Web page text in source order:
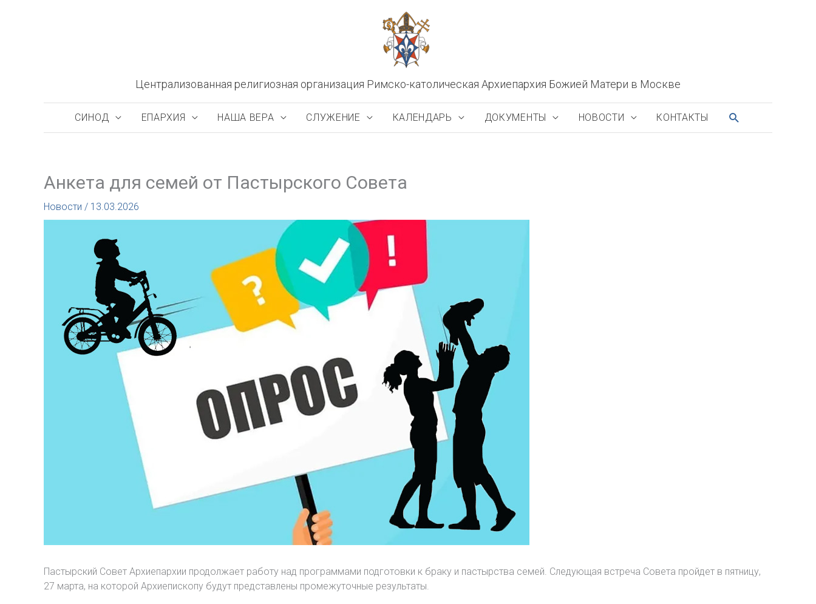
Централизованная религиозная организация Римско-католическая Архиепархия Божией Матери в Москве
СИНОД ЕПАРХИЯ НАША ВЕРА СЛУЖЕНИЕ КАЛЕНДАРЬ ДОКУМЕНТЫ НОВОСТИ КОНТАКТЫ ПОИСК
Анкета для семей от Пастырского Совета
Новости / 13.03.2026
Пастырский Совет Архиепархии продолжает работу над программами подготовки к браку и пастырства семей. Следующая встреча Совета пройдет в пятницу,
27 марта, на которой Архиепископу будут представлены промежуточные результаты.